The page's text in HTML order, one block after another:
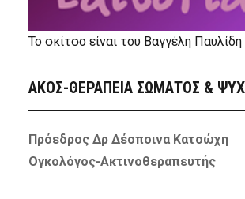
Το σκίτσο είναι του Βαγγέλη Παυλίδη
ΑΚΟΣ-ΘΕΡΑΠΕΙΑ ΣΩΜΑΤΟΣ &
Πρόεδρος Δρ Δέσποινα Κατσώχη
Ογκολόγος-Ακτινοθεραπευτής